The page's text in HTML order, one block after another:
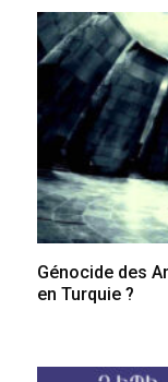
Génocide des
en Turquie ?